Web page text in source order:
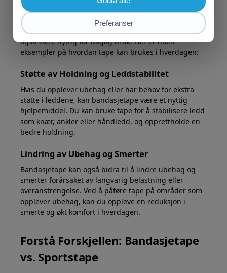
Bandasjetape for Daglig Bruk
I tillegg til idrett og rehabilitering kan bandasjetape
også være nyttig for daglig bruk. Her er noen
eksempler på hvordan tape kan brukes i hverdagen:
Støtte av Holdning og Leddstabilitet
Hvis du opplever ubehag eller har behov for ekstra
støtte i leddene, kan bandasjetape være et nyttig
hjelpemiddel. Du kan bruke tape for å stabilisere ledd
som knær, ankler eller håndledd, og opprettholde en
bedre holdning.
Lindring av Ubehag og Smerter
Bandasjetape kan også bidra til å lindre ubehag og
smerter forårsaket av langvarig belastning eller
overanstrengelse. Ved å påføre tape på områder som
opplever ubehag, kan du oppleve en reduksjon i
smerte og økt komfort i hverdagen.
Forstå Forskjellen: Bandasjetape
vs. Sportstape